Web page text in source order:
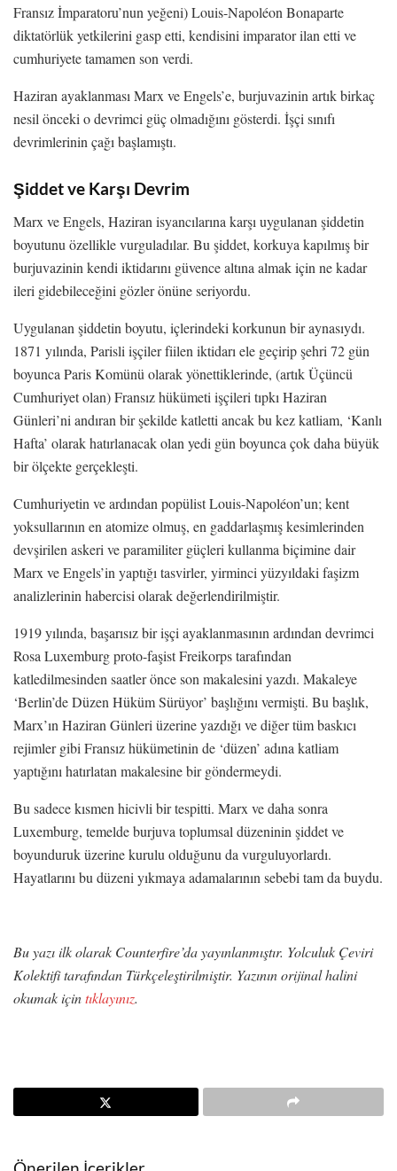
Fransız İmparatoru’nun yeğeni) Louis-Napoléon Bonaparte
diktatörlük yetkilerini gasp etti, kendisini imparator ilan etti ve
cumhuriyete tamamen son verdi.
Haziran ayaklanması Marx ve Engels’e, burjuvazinin artık birkaç
nesil önceki o devrimci güç olmadığını gösterdi. İşçi sınıfı
devrimlerinin çağı başlamıştı.
Şiddet ve Karşı Devrim
Marx ve Engels, Haziran isyancılarına karşı uygulanan şiddetin
boyutunu özellikle vurguladılar. Bu şiddet, korkuya kapılmış bir
burjuvazinin kendi iktidarını güvence altına almak için ne kadar
ileri gidebileceğini gözler önüne seriyordu.
Uygulanan şiddetin boyutu, içlerindeki korkunun bir aynasıydı.
1871 yılında, Parisli işçiler fiilen iktidarı ele geçirip şehri 72 gün
boyunca Paris Komünü olarak yönettiklerinde, (artık Üçüncü
Cumhuriyet olan) Fransız hükümeti işçileri tıpkı Haziran
Günleri’ni andıran bir şekilde katletti ancak bu kez katliam, ‘Kanlı
Hafta’ olarak hatırlanacak olan yedi gün boyunca çok daha büyük
bir ölçekte gerçekleşti.
Cumhuriyetin ve ardından popülist Louis-Napoléon’un; kent
yoksullarının en atomize olmuş, en gaddarlaşmış kesimlerinden
devşirilen askeri ve paramiliter güçleri kullanma biçimine dair
Marx ve Engels’in yaptığı tasvirler, yirminci yüzyıldaki faşizm
analizlerinin habercisi olarak değerlendirilmiştir.
1919 yılında, başarısız bir işçi ayaklanmasının ardından devrimci
Rosa Luxemburg proto-faşist Freikorps tarafından
katledilmesinden saatler önce son makalesini yazdı. Makaleye
‘Berlin’de Düzen Hüküm Sürüyor’ başlığını vermişti. Bu başlık,
Marx’ın Haziran Günleri üzerine yazdığı ve diğer tüm baskıcı
rejimler gibi Fransız hükümetinin de ‘düzen’ adına katliam
yaptığını hatırlatan makalesine bir göndermeydi.
Bu sadece kısmen hicivli bir tespitti. Marx ve daha sonra
Luxemburg, temelde burjuva toplumsal düzeninin şiddet ve
boyunduruk üzerine kurulu olduğunu da vurguluyorlardı.
Hayatlarını bu düzeni yıkmaya adamalarının sebebi tam da buydu.
Bu yazı ilk olarak Counterfire’da yayınlanmıştır. Yolculuk Çeviri
Kolektifi tarafından Türkçeleştirilmiştir. Yazının orijinal halini
okumak içintıklayınız.